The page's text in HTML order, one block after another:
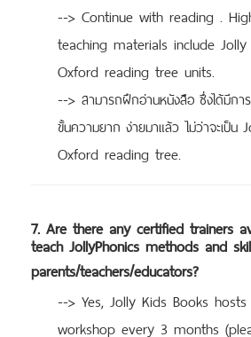
--> Continue with reading .
teaching materials include
Oxford reading tree units.
--> สามารถฝึกอ่านหนังสือ ซึ่งได้มีก
ขั้นความยาก ง่ายมาแล้ว ไม่ว่าจะเป็น
Oxford reading tree.
7. Are there any certified trainers
teach JollyPhonics methods and
parents/teachers/educators?
--> Yes, Jolly Kids Books
workshop every 3 months